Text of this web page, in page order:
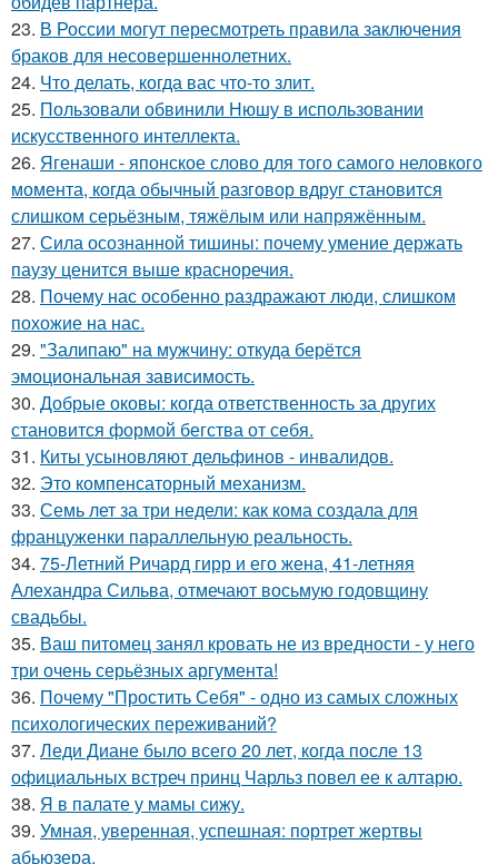
23. В России могут пересмотреть правила заключения
браков для несовершеннолетних.
24. Что делать, когда вас что-то злит.
25. Пользовали обвинили Нюшу в использовании
искусственного интеллекта.
26. Ягенаши - японское слово для того самого неловкого
момента, когда обычный разговор вдруг становится
слишком серьёзным, тяжёлым или напряжённым.
27. Сила осознанной тишины: почему умение держать
паузу ценится выше красноречия.
28. Почему нас особенно раздражают люди, слишком
похожие на нас.
29. "Залипаю" на мужчину: откуда берётся
эмоциональная зависимость.
30. Добрые оковы: когда ответственность за других
становится формой бегства от себя.
31. Киты усыновляют дельфинов - инвалидов.
32. Это компенсаторный механизм.
33. Семь лет за три недели: как кома создала для
француженки параллельную реальность.
34. 75-Летний Ричард гирр и его жена, 41-летняя
Алехандра Сильва, отмечают восьмую годовщину
свадьбы.
35. Ваш питомец занял кровать не из вредности - у него
три очень серьёзных аргумента!
36. Почему "Простить Себя" - одно из самых сложных
психологических переживаний?
37. Леди Диане было всего 20 лет, когда после 13
официальных встреч принц Чарльз повел ее к алтарю.
38. Я в палате у мамы сижу.
39. Умная, уверенная, успешная: портрет жертвы
абьюзера.